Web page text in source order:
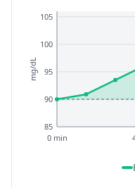
85
90
95
100
105
0 min
mg/dL